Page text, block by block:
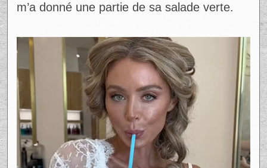
m’a donné une partie de sa salade verte.